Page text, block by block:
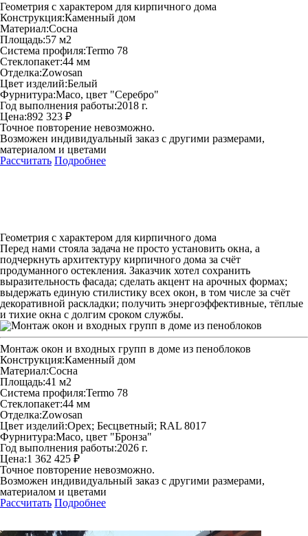
Геометрия с характером для кирпичного дома
Конструкция:Каменный дом
Материал:Сосна
Площадь:57 м2
Система профиля:Termo 78
Стеклопакет:44 мм
Отделка:Zowosan
Цвет изделий:Белый
Фурнитура:Maco, цвет "Серебро"
Год выполнения работы:2018 г.
Цена:892 323 ₽
Точное повторение невозможно.
Возможен индивидуальный заказ с другими размерами,
материалом и цветами
Рассчитать Подробнее
Геометрия с характером для кирпичного дома
Перед нами стояла задача не просто установить окна, а
подчеркнуть архитектуру кирпичного дома за счёт
продуманного остекления. Заказчик хотел сохранить
выразительность фасада; сделать акцент на арочных формах;
выдержать единую стилистику всех окон, в том числе за счёт
декоративной раскладки; получить энергоэффективные, тёплые
и тихие окна с долгим сроком службы.
Монтаж окон и входных групп в доме из пеноблоков
Конструкция:Каменный дом
Материал:Сосна
Площадь:41 м2
Система профиля:Termo 78
Стеклопакет:44 мм
Отделка:Zowosan
Цвет изделий:Орех; Бесцветный; RAL 8017
Фурнитура:Maco, цвет "Бронза"
Год выполнения работы:2026 г.
Цена:1 362 425 ₽
Точное повторение невозможно.
Возможен индивидуальный заказ с другими размерами,
материалом и цветами
Рассчитать Подробнее